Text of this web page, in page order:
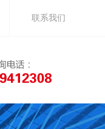
联系我们